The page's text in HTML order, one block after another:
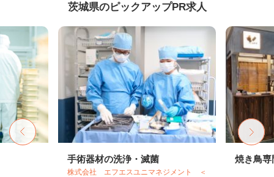
茨城県のピックアップPR求人
手術器材の洗浄・滅菌
株式会社 エフエスユニマネジメント ＜
焼き鳥専